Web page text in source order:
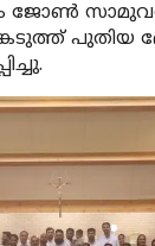
ജോൺ
പുതിയ